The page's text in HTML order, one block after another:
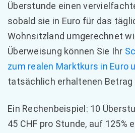
Überstunde einen
sobald sie in Euro für das
Wohnsitzland umgerechnet
Überweisung können Sie Ihr
zum realen Marktkurs in Euro
tatsächlich erhaltenen Betrag
Ein Rechenbeispiel: 10
45 CHF pro Stunde, auf 125%